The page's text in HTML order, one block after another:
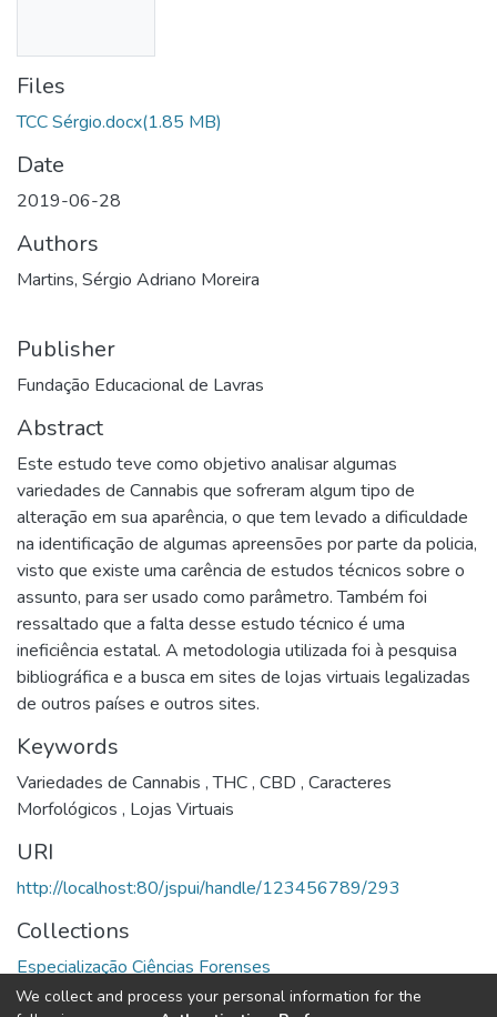
Files
TCC Sérgio.docx(1.85 MB)
Date
2019-06-28
Authors
Martins, Sérgio Adriano Moreira
Publisher
Fundação Educacional de Lavras
Abstract
Este estudo teve como objetivo analisar algumas
variedades de Cannabis que sofreram algum tipo de
alteração em sua aparência, o que tem levado a dificuldade
na identificação de algumas apreensões por parte da policia,
visto que existe uma carência de estudos técnicos sobre o
assunto, para ser usado como parâmetro. Também foi
ressaltado que a falta desse estudo técnico é uma
ineficiência estatal. A metodologia utilizada foi à pesquisa
bibliográfica e a busca em sites de lojas virtuais legalizadas
de outros países e outros sites.
Keywords
Variedades de Cannabis ,THC, CBD , Caracteres
Morfológicos , Lojas Virtuais
URI
http://localhost:80/jspui/handle/123456789/293
Collections
Especialização Ciências Forenses
We collect and process your personal information for the